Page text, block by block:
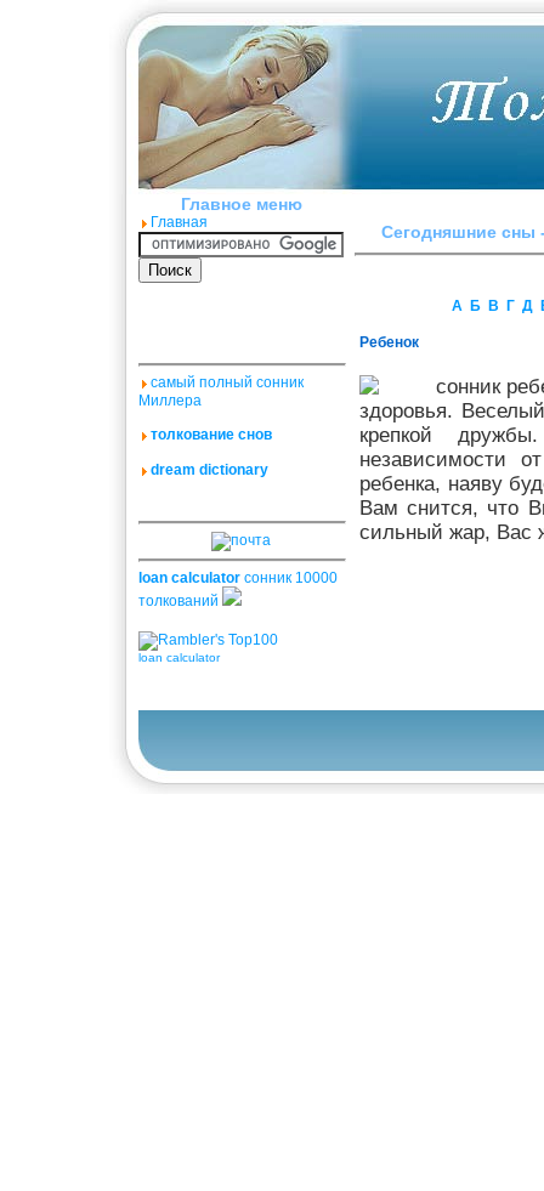
Главное меню
Главная
самый полный сонник
Миллера
толкование снов
dream dictionary
loan calculator сонник 10000
толкований
loan calculator
Сегодняшние сны
А Б В Г Д
Ребенок
здоровья.
крепкой
независимости
ребенка, наяву
Вам снится, что
сильный жар, Вас